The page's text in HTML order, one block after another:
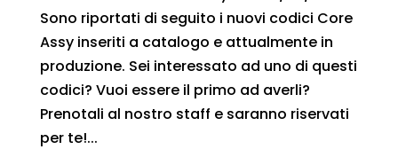
Sono riportati di seguito i nuovi codici Core
Assy inseriti a catalogo e attualmente in
produzione. Sei interessato ad uno di questi
codici? Vuoi essere il primo ad averli?
Prenotali al nostro staff e saranno riservati
per te!...